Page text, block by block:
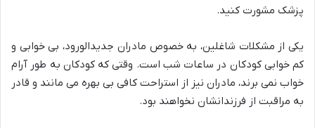
پزشک مشورت کنید.
یکی از مشکلات شاغلین، به خصوص مادران جدیدالورود، بی خوابی و
کم خوابی کودکان در ساعات شب است. وقتی که کودکان به طور آرام
خواب نمی برند، مادران نیز از استراحت کافی بی بهره می مانند و قادر
به مراقبت از فرزندانشان نخواهند بود.